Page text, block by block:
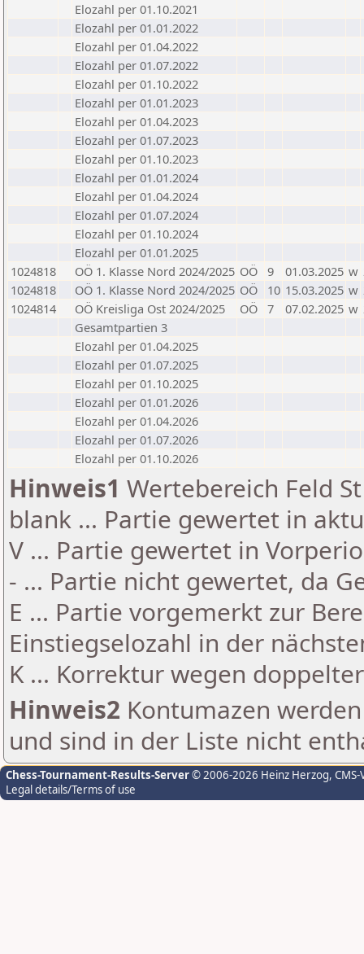
Elozahl per 01.10.2021
Elozahl per 01.01.2022
Elozahl per 01.04.2022
Elozahl per 01.07.2022
Elozahl per 01.10.2022
Elozahl per 01.01.2023
Elozahl per 01.04.2023
Elozahl per 01.07.2023
Elozahl per 01.10.2023
Elozahl per 01.01.2024
Elozahl per 01.04.2024
Elozahl per 01.07.2024
Elozahl per 01.10.2024
Elozahl per 01.01.2025
1024818
OÖ 1. Klasse Nord 2024/2025 OÖ 9 01.03.2025 w
1024818
OÖ 1. Klasse Nord 2024/2025 OÖ 10 15.03.2025 w
1024814
OÖ Kreisliga Ost 2024/2025 OÖ 7 07.02.2025 w
Gesamtpartien 3
Elozahl per 01.04.2025
Elozahl per 01.07.2025
Elozahl per 01.10.2025
Elozahl per 01.01.2026
Elozahl per 01.04.2026
Elozahl per 01.07.2026
Elozahl per 01.10.2026
Hinweis1 Wertebereich Feld
blank ... Partie gewertet in
V ... Partie gewertet in
- ... Partie nicht gewertet, da
E ... Partie vorgemerkt zur
Einstiegselozahl in der
K ... Korrektur wegen
Hinweis2 Kontumazen
und sind in der Liste nicht
Chess-Tournament-Results-Server© 2006-2026 Heinz Herzog,
Legal details/Terms of use